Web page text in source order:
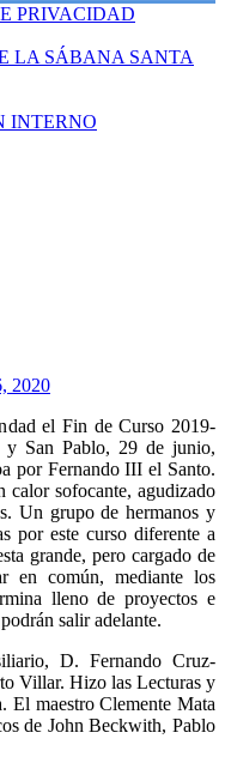
PRIVACIDAD
LA SÁBANA SANTA
INTERNO
2020
el Fin de Curso 2019-
y San Pablo, 29 de junio,
por Fernando III el Santo.
calor sofocante, agudizado
Un grupo de hermanos y
por este curso diferente a
grande, pero cargado de
en común, mediante los
lleno de proyectos e
salir adelante.
D. Fernando Cruz-
Villar. Hizo las Lecturas y
El maestro Clemente Mata
de John Beckwith, Pablo